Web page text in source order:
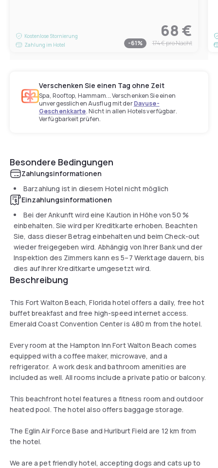
Kostenlose Stornierung
Zahlung im Hotel
68 €
-61% 174 €pro Nacht
Verschenken Sie einen Tag ohne Zeit
Spa, Rooftop, Hammam... Verschenken Sie einen
unvergesslichen Ausflug mit derDayuse-
Geschenkkarte. Nicht in allen Hotels verfügbar.
Verfügbarkeit prüfen.
Besondere Bedingungen
Zahlungsinformationen
Barzahlung ist in diesem Hotel nicht möglich
Einzahlungsinformationen
Bei der Ankunft wird eine Kaution in Höhe von 50 %
einbehalten. Sie wird per Kreditkarte erhoben. Beachten
Sie, dass dieser Betrag einbehalten und beim Check-out
wieder freigegeben wird. Abhängig von Ihrer Bank und der
Inspektion des Zimmers kann es 5–7 Werktage dauern, bis
dies auf Ihrer Kreditkarte umgesetzt wird.
Beschreibung
This Fort Walton Beach, Florida hotel offers a daily, free hot
buffet breakfast and free high-speed internet access.
Emerald Coast Convention Center is 480 m from the hotel.
Every room at the Hampton Inn Fort Walton Beach comes
equipped with a coffee maker, microwave, and a
refrigerator. A work desk and bathroom amenities are
included as well. All rooms include a private patio or balcony.
This beachfront hotel features a fitness room and outdoor
heated pool. The hotel also offers baggage storage.
The Eglin Air Force Base and Hurlburt Field are 12 km from
the hotel.
We are a pet friendly hotel, accepting dogs and cats up to